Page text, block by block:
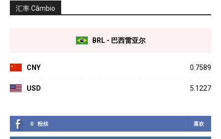
汇率 Câmbio
BRL - 巴西雷亚尔
CNY 0.7589
USD 5.1227
0 粉丝 喜欢